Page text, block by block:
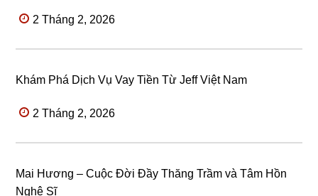
2 Tháng 2, 2026
Khám Phá Dịch Vụ Vay Tiền Từ Jeff Việt Nam
2 Tháng 2, 2026
Mai Hương – Cuộc Đời Đầy Thăng Trầm và Tâm Hồn
Nghệ Sĩ